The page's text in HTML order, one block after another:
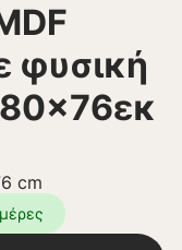
φυσική
cm